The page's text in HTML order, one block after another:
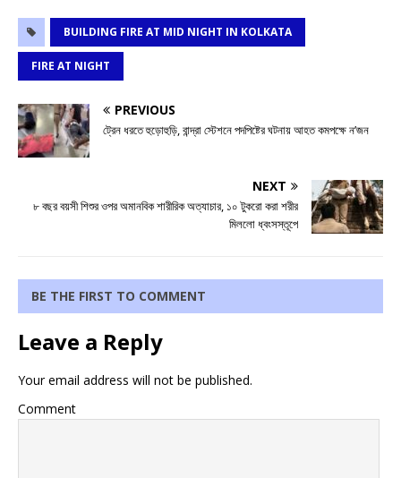
BUILDING FIRE AT MID NIGHT IN KOLKATA
FIRE AT NIGHT
PREVIOUS
ট্রেন ধরতে হুড়োহুড়ি, বান্দ্রা স্টেশনে পদপিষ্টের ঘটনায় আহত কমপক্ষে ন’জন
NEXT
৮ বছর বয়সী শিশুর ওপর অমানবিক শারীরিক অত্যাচার, ১০ টুকরো করা শরীর
মিললো ধ্বংসস্তূপে
BE THE FIRST TO COMMENT
Leave a Reply
Your email address will not be published.
Comment